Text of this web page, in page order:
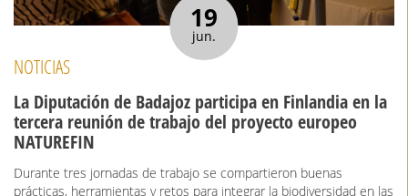
19
jun.
NOTICIAS
La Diputación de Badajoz participa en Finlandia en la
tercera reunión de trabajo del proyecto europeo
NATUREFIN
Durante tres jornadas de trabajo se compartieron buenas
prácticas, herramientas y retos para integrar la biodiversidad en las